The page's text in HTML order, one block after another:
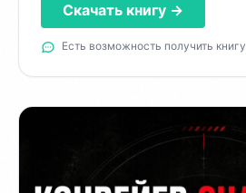
Скачать книгу →
Есть возможность получить книгу